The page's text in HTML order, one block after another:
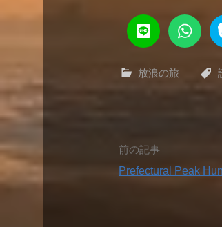
放浪の旅
投
稿
前の記事
Prefectural Peak